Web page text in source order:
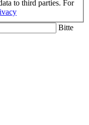
to third parties. For
Bitte